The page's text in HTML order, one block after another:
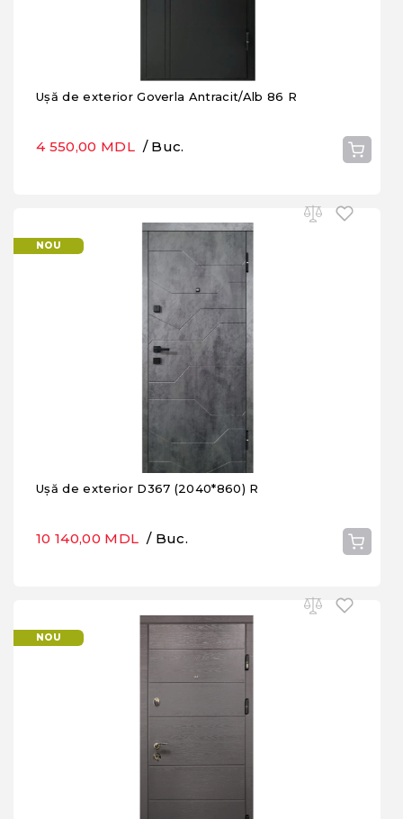
Ușă de exterior Goverla Antracit/Alb 86 R
4 550,00 MDL / Buc.
NOU
Ușă de exterior D367 (2040*860) R
10 140,00 MDL / Buc.
NOU